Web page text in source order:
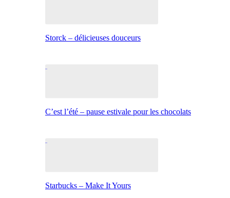
Storck – délicieuses douceurs
C’est l’été – pause estivale pour les chocolats
Starbucks – Make It Yours